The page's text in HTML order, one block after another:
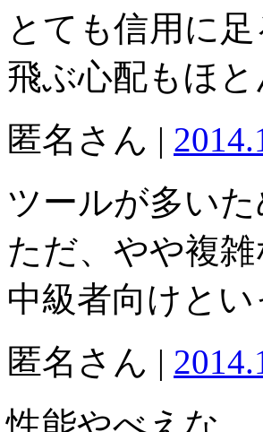
とても信用に足
飛ぶ心配もほ
匿名さん |
ツールが多い
ただ、やや複
中級者向けと
匿名さん |